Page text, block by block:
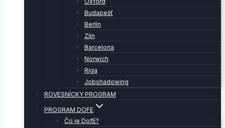
Budapešť
Berlín
Zlín
Barcelona
Norwich
Riga
Jobshadowing
ROVESNÍCKY PROGRAM
PROGRAM DOFE
Čo je DofE?